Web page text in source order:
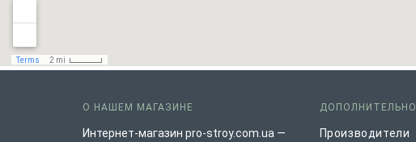
О НАШЕМ МАГАЗИНЕ
Интернет-магазин pro-stroy.com.ua —
ДОПОЛНИТЕЛЬНО
Производители